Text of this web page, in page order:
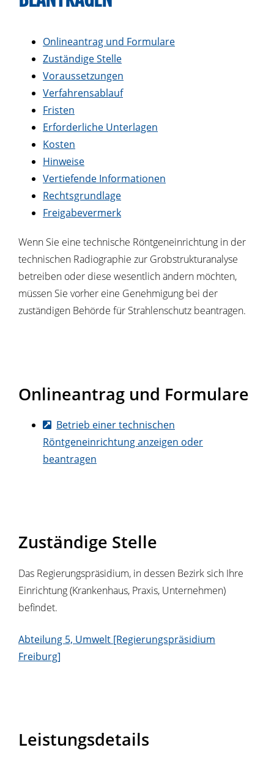
Onlineantrag und Formulare
Zuständige Stelle
Voraussetzungen
Verfahrensablauf
Fristen
Erforderliche Unterlagen
Kosten
Hinweise
Vertiefende Informationen
Rechtsgrundlage
Freigabevermerk
Wenn Sie eine technische Röntgeneinrichtung in der
technischen Radiographie zur Grobstrukturanalyse
betreiben oder diese wesentlich ändern möchten,
müssen Sie vorher eine Genehmigung bei der
zuständigen Behörde für Strahlenschutz beantragen.
Onlineantrag und Formulare
Betrieb einer technischen
Röntgeneinrichtung anzeigen oder
beantragen
Zuständige Stelle
Das Regierungspräsidium, in dessen Bezirk sich Ihre
Einrichtung (Krankenhaus, Praxis, Unternehmen)
befindet.
Abteilung 5, Umwelt [Regierungspräsidium
Freiburg]
Leistungsdetails